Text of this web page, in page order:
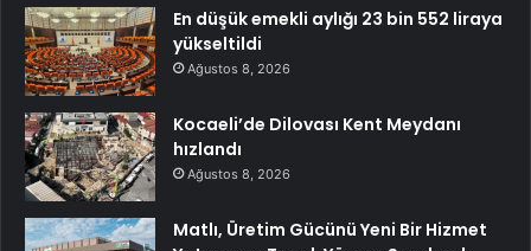
En düşük emekli aylığı 23 bin 552 liraya
yükseltildi
Ağustos 8, 2026
Kocaeli’de Dilovası Kent Meydanı
hızlandı
Ağustos 8, 2026
Matlı, Üretim Gücünü Yeni Bir Hizmet